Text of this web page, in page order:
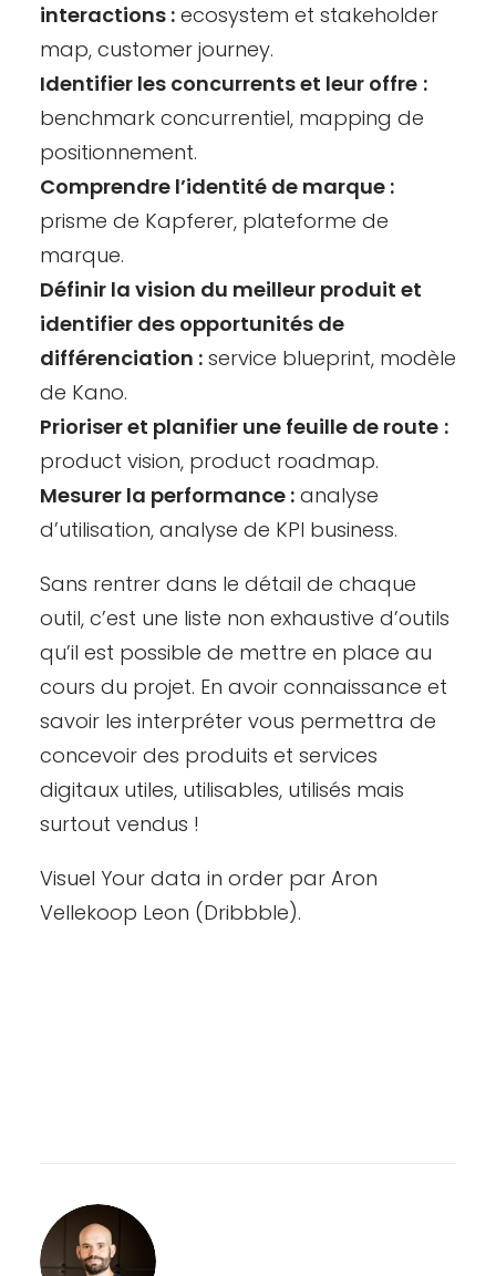
interactions : ecosystem et stakeholder
map, customer journey.
Identifier les concurrents et leur offre :
benchmark concurrentiel, mapping de
positionnement.
Comprendre l’identité de marque :
prisme de Kapferer, plateforme de
marque.
Définir la vision du meilleur produit et
identifier des opportunités de
différenciation : service blueprint, modèle
de Kano.
Prioriser et planifier une feuille de route :
product vision, product roadmap.
Mesurer la performance : analyse
d’utilisation, analyse de KPI business.
Sans rentrer dans le détail de chaque
outil, c’est une liste non exhaustive d’outils
qu’il est possible de mettre en place au
cours du projet. En avoir connaissance et
savoir les interpréter vous permettra de
concevoir des produits et services
digitaux utiles, utilisables, utilisés mais
surtout vendus !
Visuel Your data in order par Aron
Vellekoop Leon (Dribbble).